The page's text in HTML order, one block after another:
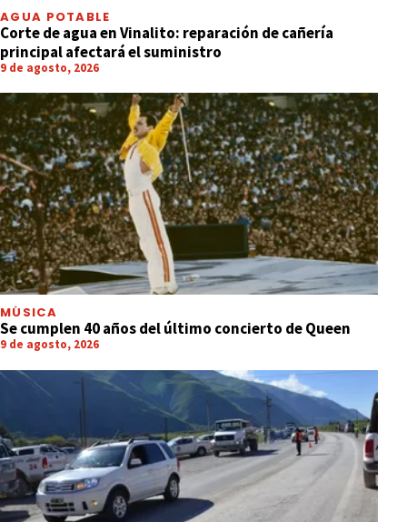
AGUA POTABLE
Corte de agua en Vinalito: reparación de cañería
principal afectará el suministro
9 de agosto, 2026
MÚSICA
Se cumplen 40 años del último concierto de Queen
9 de agosto, 2026